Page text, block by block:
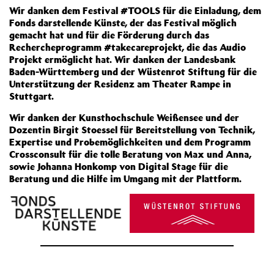
Wir danken dem Festival #TOOLS für die Einladung, dem
Fonds darstellende Künste, der das Festival möglich
gemacht hat und für die Förderung durch das
Rechercheprogramm #takecareprojekt, die das Audio
Projekt ermöglicht hat. Wir danken der Landesbank
Baden-Württemberg und der Wüstenrot Stiftung für die
Unterstützung der Residenz am Theater Rampe in
Stuttgart.
Wir danken der Kunsthochschule Weißensee und der
Dozentin Birgit Stoessel für Bereitstellung von Technik,
Expertise und Probemöglichkeiten und dem Programm
Crossconsult für die tolle Beratung von Max und Anna,
sowie Johanna Honkomp von Digital Stage für die
Beratung und die Hilfe im Umgang mit der Plattform.